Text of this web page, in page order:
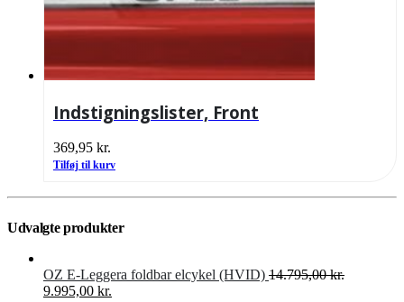
Indstigningslister, Front
369,95 kr.
Tilføj til kurv
Udvalgte produkter
OZ E-Leggera foldbar elcykel (HVID) 14.795,00kr.
Den
9.995,00 kr.